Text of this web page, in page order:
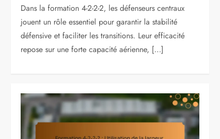
Dans la formation 4-2-2-2, les défenseurs centraux
jouent un rôle essentiel pour garantir la stabilité
défensive et faciliter les transitions. Leur efficacité
repose sur une forte capacité aérienne, […]